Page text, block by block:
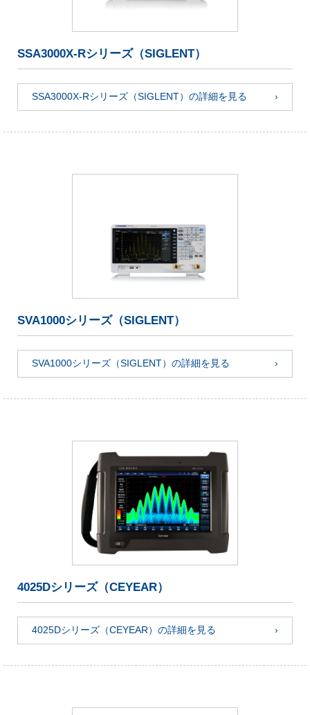
SSA3000X-Rシリーズ（SIGLENT）
SSA3000X-Rシリーズ（SIGLENT）の詳細を見る
SVA1000シリーズ（SIGLENT）
SVA1000シリーズ（SIGLENT）の詳細を見る
4025Dシリーズ（CEYEAR）
4025Dシリーズ（CEYEAR）の詳細を見る